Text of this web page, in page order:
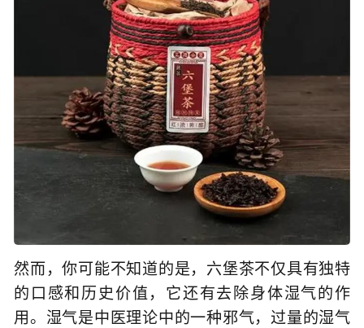
然而，你可能不知道的是，六堡茶不仅具有独特
的口感和历史价值，它还有去除身体湿气的作
用。湿气是中医理论中的一种邪气，过量的湿气